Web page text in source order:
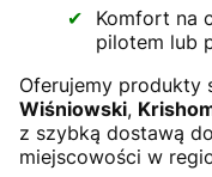
Komfort na
pilotem lub
Oferujemy produkty
Wiśniowski,
z szybką dostawą do
miejscowości w